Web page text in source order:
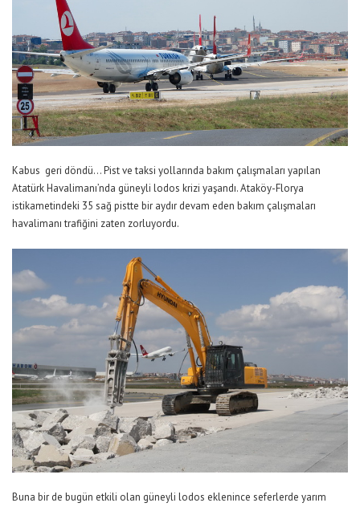
Kabus geri döndü… Pist ve taksi yollarında bakım çalışmaları yapılan
Atatürk Havalimanı’nda güneyli lodos krizi yaşandı. Ataköy-Florya
istikametindeki 35 sağ pistte bir aydır devam eden bakım çalışmaları
havalimanı trafiğini zaten zorluyordu.
Buna bir de bugün etkili olan güneyli lodos eklenince seferlerde yarım